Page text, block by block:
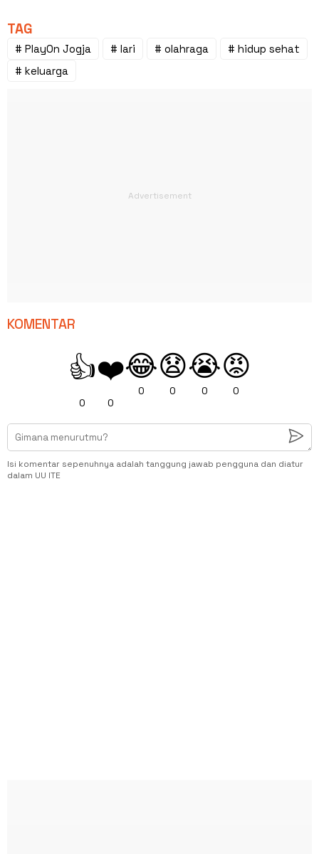
TAG
# PlayOn Jogja # lari # olahraga
# hidup sehat
# keluarga
KOMENTAR
👍
0
❤️
0
😂
0
😧
0
😭
0
😡
0
Isi komentar sepenuhnya adalah tanggung jawab pengguna dan diatur
dalam UU ITE